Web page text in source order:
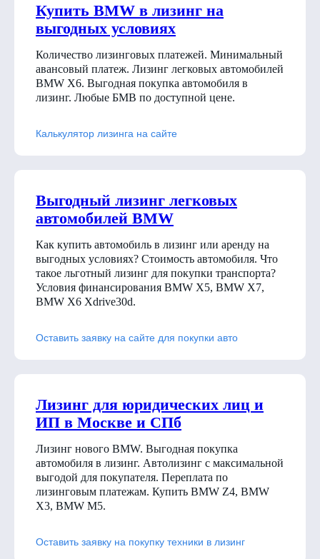
Купить BMW в лизинг на
выгодных условиях
Количество лизинговых платежей. Минимальный
авансовый платеж. Лизинг легковых автомобилей
BMW X6. Выгодная покупка автомобиля в
лизинг. Любые БМВ по доступной цене.
Калькулятор лизинга на сайте
Выгодный лизинг легковых
автомобилей BMW
Как купить автомобиль в лизинг или аренду на
выгодных условиях? Стоимость автомобиля. Что
такое льготный лизинг для покупки транспорта?
Условия финансирования BMW X5, BMW X7,
BMW X6 Xdrive30d.
Оставить заявку на сайте для покупки авто
Лизинг для юридических лиц и
ИП в Москве и СПб
Лизинг нового BMW. Выгодная покупка
автомобиля в лизинг. Автолизинг с максимальной
выгодой для покупателя. Переплата по
лизинговым платежам. Купить BMW Z4, BMW
X3, BMW M5.
Оставить заявку на покупку техники в лизинг